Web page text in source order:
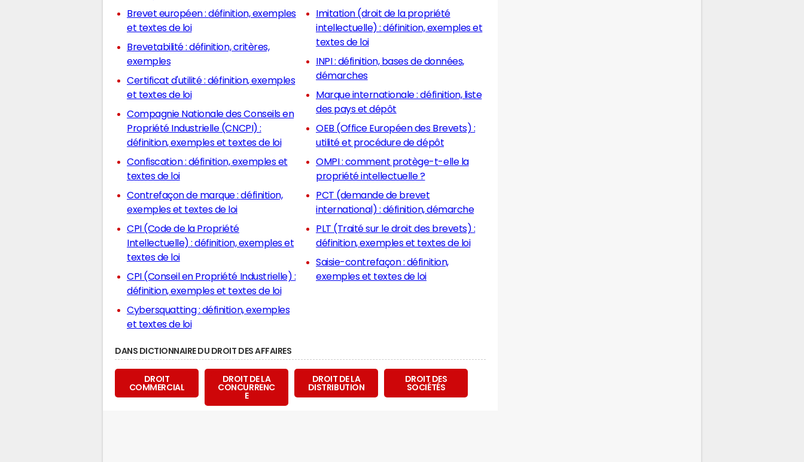
Brevet européen : définition, exemples
et textes de loi
Brevetabilité : définition, critères,
exemples
Certificat d'utilité : définition, exemples
et textes de loi
Compagnie Nationale des Conseils en
Propriété Industrielle (CNCPI) :
définition, exemples et textes de loi
Confiscation : définition, exemples et
textes de loi
Contrefaçon de marque : définition,
exemples et textes de loi
CPI (Code de la Propriété
Intellectuelle) : définition, exemples et
textes de loi
CPI (Conseil en Propriété Industrielle) :
définition, exemples et textes de loi
Cybersquatting : définition, exemples
et textes de loi
Imitation (droit de la propriété
intellectuelle) : définition, exemples et
textes de loi
INPI : définition, bases de données,
démarches
Marque internationale : définition, liste
des pays et dépôt
OEB (Office Européen des Brevets) :
utilité et procédure de dépôt
OMPI : comment protège-t-elle la
propriété intellectuelle ?
PCT (demande de brevet
international) : définition, démarche
PLT (Traité sur le droit des brevets) :
définition, exemples et textes de loi
Saisie-contrefaçon : définition,
exemples et textes de loi
DANS DICTIONNAIRE DU DROIT DES AFFAIRES
DROIT
COMMERCIAL
DROIT DE LA
CONCURRENC
E
DROIT DE LA
DISTRIBUTION
DROIT DES
SOCIÉTÉS